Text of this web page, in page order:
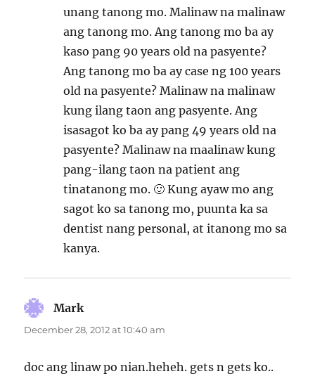
unang tanong mo. Malinaw na malinaw
ang tanong mo. Ang tanong mo ba ay
kaso pang 90 years old na pasyente?
Ang tanong mo ba ay case ng 100 years
old na pasyente? Malinaw na malinaw
kung ilang taon ang pasyente. Ang
isasagot ko ba ay pang 49 years old na
pasyente? Malinaw na maalinaw kung
pang-ilang taon na patient ang
tinatanong mo. 🙂 Kung ayaw mo ang
sagot ko sa tanong mo, puunta ka sa
dentist nang personal, at itanong mo sa
kanya.
Mark
December 28, 2012 at 10:40 am
doc ang linaw po nian.heheh. gets n gets ko..